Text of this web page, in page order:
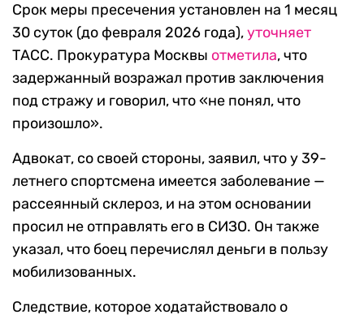
Срок меры пресечения установлен на 1 месяц
30 суток (до февраля 2026 года),уточняет
ТАСС. Прокуратура Москвы отметила, что
задержанный возражал против заключения
под стражу и говорил, что «не понял, что
произошло».
Адвокат, со своей стороны, заявил, что у 39-
летнего спортсмена имеется заболевание —
рассеянный склероз, и на этом основании
просил не отправлять его в СИЗО. Он также
указал, что боец перечислял деньги в пользу
мобилизованных.
Следствие, которое ходатайствовало о